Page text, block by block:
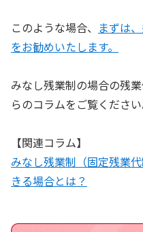
このような場合、 まずは
をお勧めいたします。
みなし残業制の場合の残
らのコラムをご覧ください
【関連コラム】
みなし残業制（固定残業
きる場合とは？